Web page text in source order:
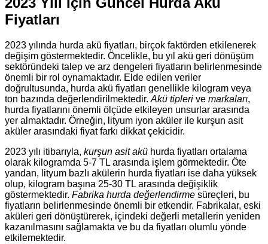
Fiyatları
2023 yılında hurda akü fiyatları, birçok faktörden etkilenerek
değişim göstermektedir. Öncelikle, bu yıl akü geri dönüşüm
sektöründeki talep ve arz dengeleri fiyatların belirlenmesinde
önemli bir rol oynamaktadır. Elde edilen veriler
doğrultusunda, hurda akü fiyatları genellikle kilogram veya
ton bazında değerlendirilmektedir. Akü tipleri ve markaları,
hurda fiyatlarını önemli ölçüde etkileyen unsurlar arasında
yer almaktadır. Örneğin, lityum iyon aküler ile kurşun asit
aküler arasındaki fiyat farkı dikkat çekicidir.
2023 yılı itibarıyla, kurşun asit akü hurda fiyatları ortalama
olarak kilogramda 5-7 TL arasında işlem görmektedir. Öte
yandan, lityum bazlı akülerin hurda fiyatları ise daha yüksek
olup, kilogram başına 25-30 TL arasında değişiklik
göstermektedir. Fabrika hurda değerlendirme süreçleri, bu
fiyatların belirlenmesinde önemli bir etkendir. Fabrikalar, eski
aküleri geri dönüştürerek, içindeki değerli metallerin yeniden
kazanılmasını sağlamakta ve bu da fiyatları olumlu yönde
etkilemektedir.